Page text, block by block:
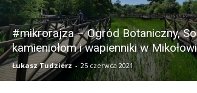
#mikrorajza – Ogród Botaniczny,
kamieniołom i wapienniki w
Łukasz Tudzierz - 25 czerwca 2021